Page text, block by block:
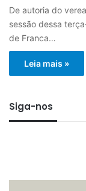
De autoria do
sessão dessa
de Franca…
Leia mais »
Siga-nos